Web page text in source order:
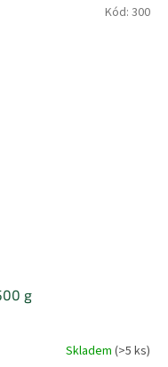
g
Skladem (>5 ks)
Kód: 300